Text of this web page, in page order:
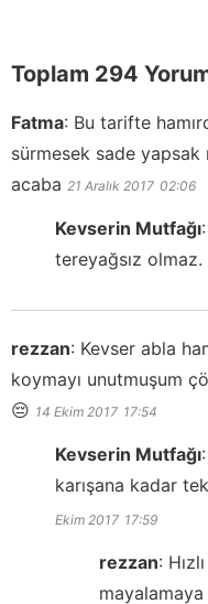
Toplam 294
Fatma: Bu tarifte
sürmesek sade
acaba 21 Aralık 2017 02:06
Kevserin Mutfağı:
tereyağsız olmaz.
rezzan: Kevser abla
koymayı unutmuşum
😔 14 Ekim 2017 17:54
Kevserin Mutfağı:
karışana kadar
Ekim 2017 17:59
rezzan: